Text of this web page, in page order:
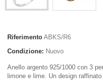
Riferimento ABKS/R6
Condizione: Nuovo
Anello argento 925/1000 con 3
limone e lime. Un design